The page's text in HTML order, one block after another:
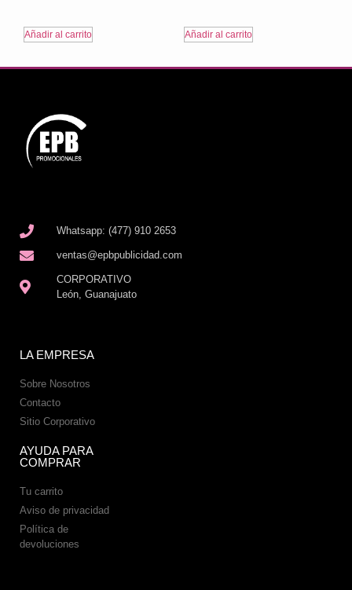
Añadir al carrito Añadir al carrito
Whatsapp: (477) 910 2653
ventas@epbpublicidad.com
CORPORATIVO
León, Guanajuato
LA EMPRESA
Sobre Nosotros
Contacto
Sitio Corporativo
AYUDA PARA
COMPRAR
Tu carrito
Aviso de privacidad
Política de
devoluciones